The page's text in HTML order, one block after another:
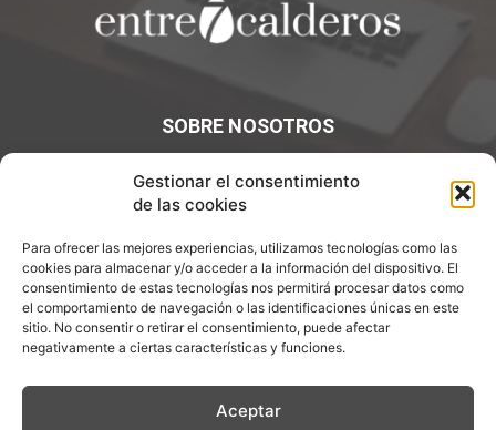
Gestionar el consentimiento
de las cookies
Para ofrecer las mejores experiencias, utilizamos tecnologías como las
cookies para almacenar y/o acceder a la información del dispositivo. El
consentimiento de estas tecnologías nos permitirá procesar datos como
el comportamiento de navegación o las identificaciones únicas en este
sitio. No consentir o retirar el consentimiento, puede afectar
negativamente a ciertas características y funciones.
Aceptar
SOBRE NOSOTROS
¡Bienvenidos a Entre7Calderos.com, el lugar donde la
gastronomía y la cultura culinaria se encuentran! Sumérgete
Contáctanos:info@entre7calderos.com
SÍGUENOS